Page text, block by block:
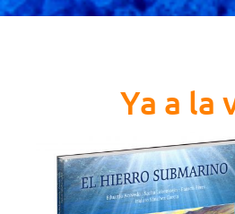
Ya a la